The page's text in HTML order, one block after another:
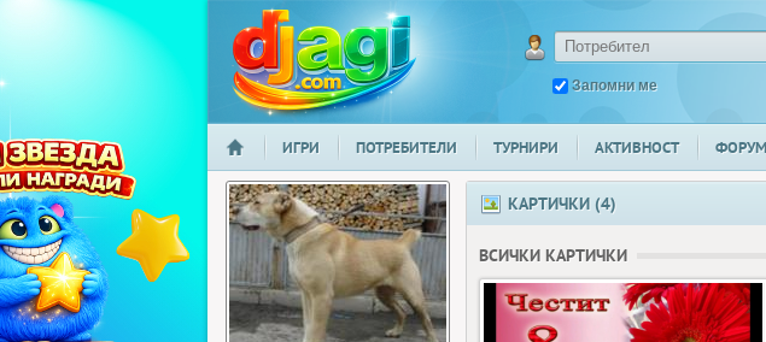
djagi.com
Запомни ме
НАЧАЛО
ИГРИ ПОТРЕБИТЕЛИ ТУРНИРИ АКТИВНОСТ ФОРУМ
КАРТИЧКИ (4)
ВСИЧКИ КАРТИЧКИ